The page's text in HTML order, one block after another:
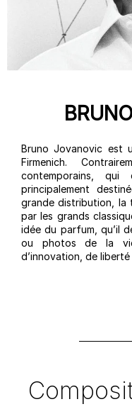
Bruno Jovanovic est
Firmenich.
contemporains,
principalement
grande distribution, la
par les grands
idée du parfum, qu’il
ou photos de la
d’innovation, de